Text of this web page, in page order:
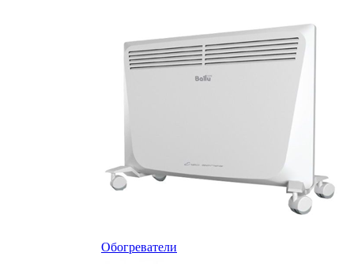
Обогреватели